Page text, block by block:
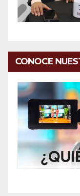
CONOCE